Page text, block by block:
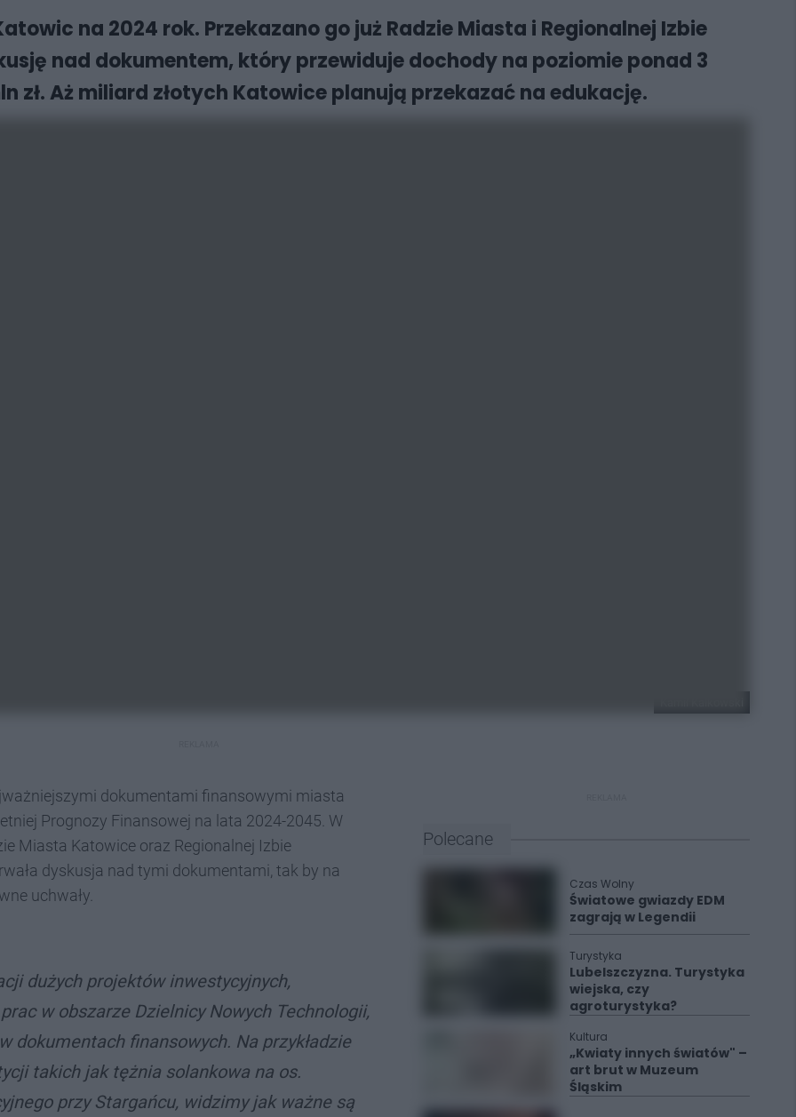
na 2024 rok. Przekazano go już Radzie Miasta i Regionalnej Izbie
nad dokumentem, który przewiduje dochody na poziomie ponad 3
zł. Aż miliard złotych Katowice planują przekazać na edukację.
dokumentami finansowymi miasta
Prognozy Finansowej na lata 2024-2045. W
Miasta Katowice oraz Regionalnej Izbie
dyskusja nad tymi dokumentami, tak by na
uchwały.
dużych projektów inwestycyjnych,
w obszarze Dzielnicy Nowych Technologii,
dokumentach finansowych. Na przykładzie
takich jak tężnia solankowa na os.
przy Stargańcu, widzimy jak ważne są
Polecane
Czas Wolny
Światowe gwiazdy EDM
zagrają w Legendii
Turystyka
Lubelszczyzna. Turystyka
wiejska, czy
agroturystyka?
Kultura
„Kwiaty innych światów" –
art brut w Muzeum
Śląskim